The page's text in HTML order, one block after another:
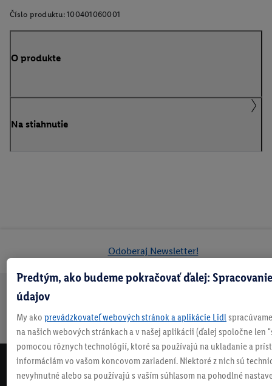
Číslo produktu: 100401060001
O produkte
Na stiahnutie
Odoberaj Newsletter!
Doprava
zadarmo
nad 70 €¹
vrátenie
zadarmo
týždeň
niečo nové
NEWSLETTER
Predtým, ako budeme pokračovať ďalej:
údajov
My ako prevádzkovateľ webových stránok a aplikácie Lidl
na našich webových stránkach a v našej aplikácii (ďalej spoločne len
pomocou rôznych technológií, ktoré sa používajú na ukladanie a
informáciám vo vašom koncovom zariadení. Niektoré z nich sú
nevyhnutné alebo sa používajú s vaším súhlasom na pohodlné